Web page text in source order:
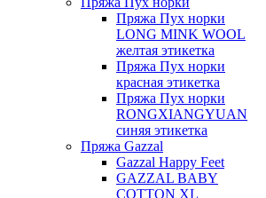
Пряжа Пух норки
LONG MINK WOOL
желтая этикетка
Пряжа Пух норки
красная этикетка
Пряжа Пух норки
RONGXIANGYUAN
синяя этикетка
Пряжа Gazzal
Gazzal Happy Feet
GAZZAL BABY
COTTON XL